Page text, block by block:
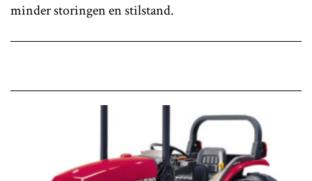
minder storingen en stilstand.